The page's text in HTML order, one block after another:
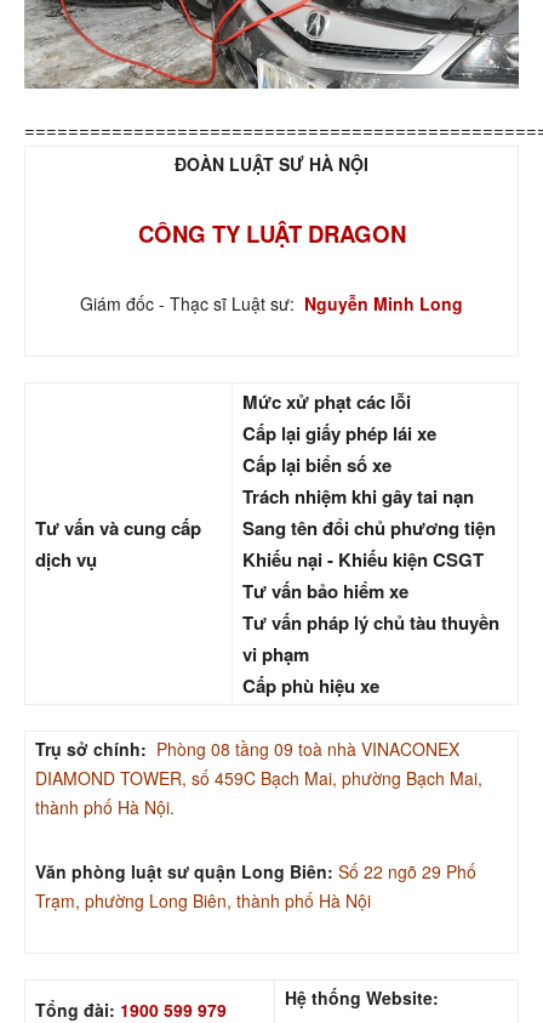
ĐOÀN LUẬT SƯ HÀ NỘI
CÔNG TY LUẬT DRAGON
Giám đốc - Thạc sĩ Luật sư: Nguyễn Minh Long
Tư vấn và cung cấp
dịch vụ
Mức xử phạt các lỗi
Cấp lại giấy phép lái xe
Cấp lại biển số xe
Trách nhiệm khi gây tai nạn
Sang tên đổi chủ phương tiện
Khiếu nại - Khiếu kiện CSGT
Tư vấn bảo hiểm xe
Tư vấn pháp lý chủ tàu thuyền
vi phạm
Cấp phù hiệu xe
Trụ sở chính: Phòng 08 tầng 09 toà nhà VINACONEX
DIAMOND TOWER, số 459C Bạch Mai, phường Bạch Mai,
thành phố Hà Nội.
Văn phòng luật sư quận Long Biên: Số 22 ngõ 29 Phố
Trạm, phường Long Biên, thành phố Hà Nội
Tổng đài: 1900 599 979 Hệ thống Website: